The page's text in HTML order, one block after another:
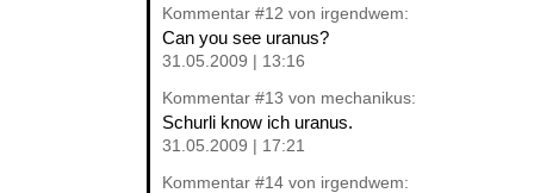
Kommentar #12 von irgendwem:
Can you see uranus?
31.05.2009 | 13:16
Kommentar #13 von mechanikus:
Schurli know ich uranus.
31.05.2009 | 17:21
Kommentar #14von irgendwem: